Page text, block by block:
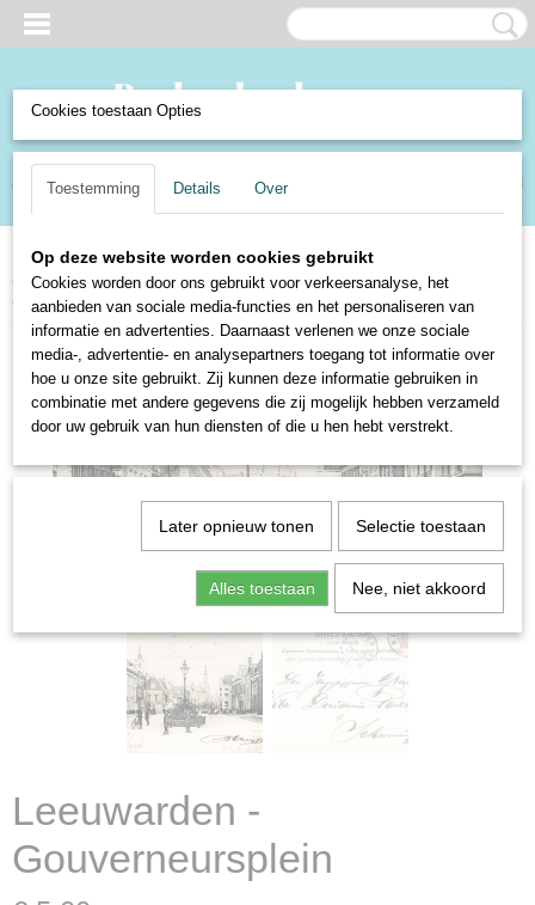
Inloggen Registreren
(0)
Home>Verzamelen en Curiosa>Verzamelen>Ansichtkaarten>
en dorpen Nederland>Leeuwarden - Gouverneursplein
Leeuwarden -
Gouverneursplein
Cookies toestaan Opties
Toestemming Details Over
Op deze website worden cookies gebruikt
Cookies worden door ons gebruikt voor verkeersanalyse, het
aanbieden van sociale media-functies en het personaliseren van
informatie en advertenties. Daarnaast verlenen we onze sociale
media-, advertentie- en analysepartners toegang tot informatie over
hoe u onze site gebruikt. Zij kunnen deze informatie gebruiken in
combinatie met andere gegevens die zij mogelijk hebben verzameld
door uw gebruik van hun diensten of die u hen hebt verstrekt.
Later opnieuw tonen Selectie toestaan
Alles toestaan Nee, niet akkoord